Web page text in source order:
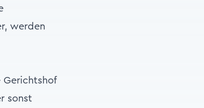
werden
Gerichtshof
sonst